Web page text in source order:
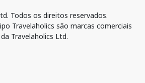
Todos os direitos reservados.
Travelaholics são marcas comerciais
Travelaholics Ltd.